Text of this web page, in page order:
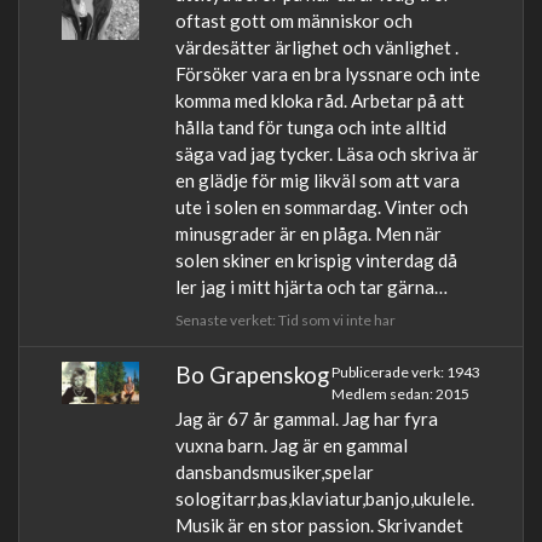
oftast gott om människor och
värdesätter ärlighet och vänlighet .
Försöker vara en bra lyssnare och inte
komma med kloka råd. Arbetar på att
hålla tand för tunga och inte alltid
säga vad jag tycker. Läsa och skriva är
en glädje för mig likväl som att vara
ute i solen en sommardag. Vinter och
minusgrader är en plåga. Men när
solen skiner en krispig vinterdag då
ler jag i mitt hjärta och tar gärna…
Senaste verket: Tid som vi inte har
Bo GrapenskogPublicerade verk: 1943
Medlem sedan: 2015
Jag är 67 år gammal. Jag har fyra
vuxna barn. Jag är en gammal
dansbandsmusiker,spelar
sologitarr,bas,klaviatur,banjo,ukulele.
Musik är en stor passion. Skrivandet